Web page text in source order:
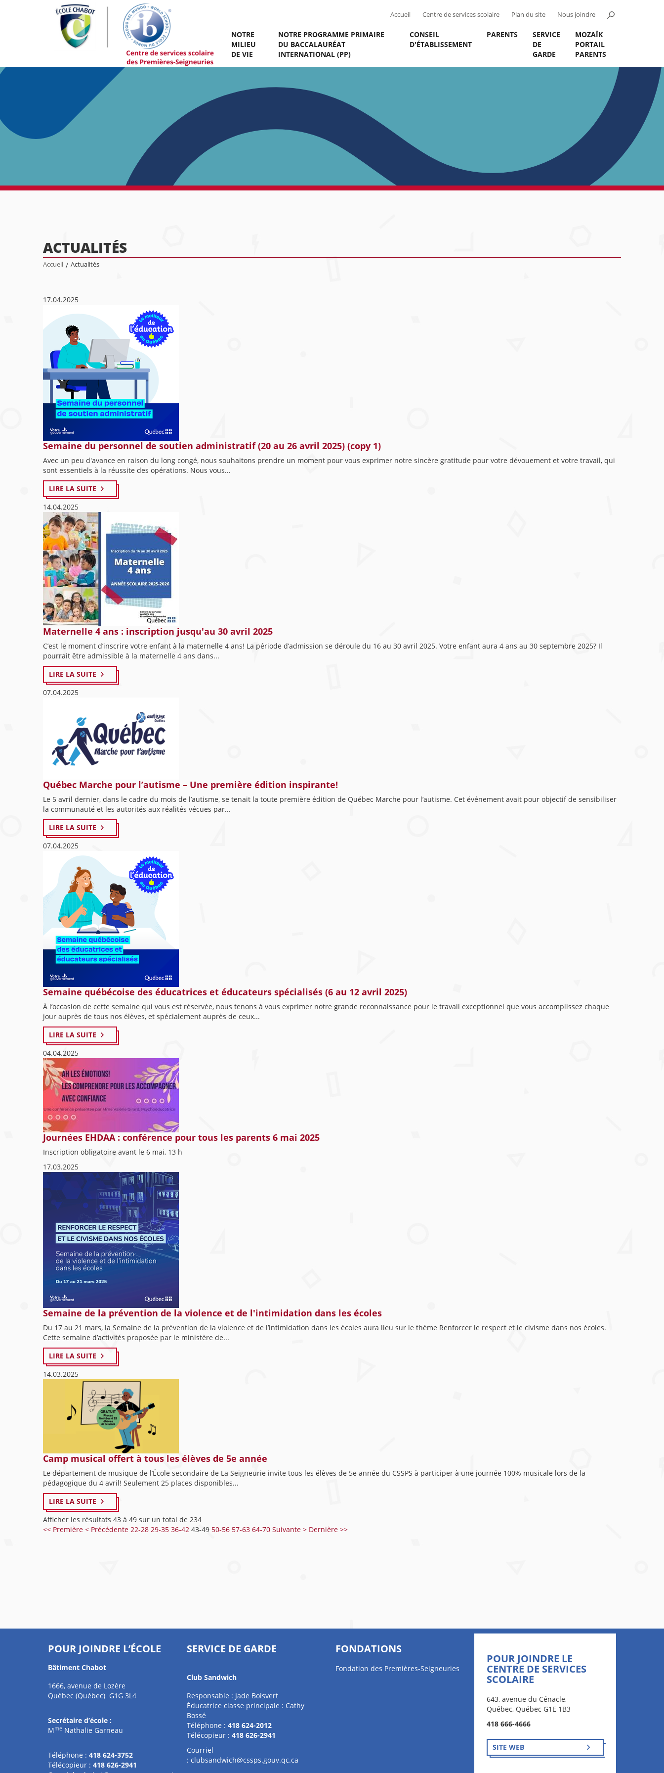
Accueil Centre de services scolaire Plan du site Nous joindre
NOTRE
MILIEU
DE VIE
NOTRE PROGRAMME PRIMAIRE
DU BACCALAURÉAT
INTERNATIONAL (PP)
CONSEIL
D'ÉTABLISSEMENT
PARENTS
SERVICE
DE
GARDE
MOZAÏK
PORTAIL
PARENTS
ACTUALITÉS
Accueil / Actualités
17.04.2025
Semaine du personnel de soutien administratif (20 au 26 avril 2025) (copy 1)
Avec un peu d'avance en raison du long congé, nous souhaitons prendre un moment pour vous exprimer notre sincère gratitude pour votre dévouement et votre travail, qui
sont essentiels à la réussite des opérations. Nous vous...
LIRE LA SUITE
14.04.2025
Maternelle 4 ans : inscription jusqu'au 30 avril 2025
C’est le moment d’inscrire votre enfant à la maternelle 4 ans! La période d’admission se déroule du 16 au 30 avril 2025. Votre enfant aura 4 ans au 30 septembre 2025? Il
pourrait être admissible à la maternelle 4 ans dans...
LIRE LA SUITE
07.04.2025
Québec Marche pour l’autisme – Une première édition inspirante!
Le 5 avril dernier, dans le cadre du mois de l’autisme, se tenait la toute première édition de Québec Marche pour l’autisme. Cet événement avait pour objectif de sensibiliser
la communauté et les autorités aux réalités vécues par...
LIRE LA SUITE
07.04.2025
Semaine québécoise des éducatrices et éducateurs spécialisés (6 au 12 avril 2025)
À l’occasion de cette semaine qui vous est réservée, nous tenons à vous exprimer notre grande reconnaissance pour le travail exceptionnel que vous accomplissez chaque
jour auprès de tous nos élèves, et spécialement auprès de ceux...
LIRE LA SUITE
04.04.2025
Journées EHDAA : conférence pour tous les parents 6 mai 2025
Inscription obligatoire avant le 6 mai, 13 h
17.03.2025
Semaine de la prévention de la violence et de l'intimidation dans les écoles
Du 17 au 21 mars, la Semaine de la prévention de la violence et de l’intimidation dans les écoles aura lieu sur le thème Renforcer le respect et le civisme dans nos écoles.
Cette semaine d’activités proposée par le ministère de...
LIRE LA SUITE
14.03.2025
Camp musical offert à tous les élèves de 5e année
Le département de musique de l’École secondaire de La Seigneurie invite tous les élèves de 5e année du CSSPS à participer à une journée 100% musicale lors de la
pédagogique du 4 avril! Seulement 25 places disponibles...
LIRE LA SUITE
Afficher les résultats 43 à 49 sur un total de 234
<< Première < Précédente 22-28 29-35 36-42 43-49 50-56 57-63 64-70 Suivante > Dernière >>
POUR JOINDRE L’ÉCOLE
Bâtiment Chabot
1666, avenue de Lozère
Québec (Québec) G1G 3L4
Secrétaire d’école :
Mme Nathalie Garneau
Téléphone : 418 624-3752
Télécopieur : 418 626-2941
SERVICE DE GARDE
Club Sandwich
Responsable : Jade Boisvert
Éducatrice classe principale : Cathy
Bossé
Téléphone : 418 624-2012
Télécopieur : 418 626-2941
Courriel
: clubsandwich@cssps.gouv.qc.ca
FONDATIONS
Fondation des Premières-Seigneuries
POUR JOINDRE LE
CENTRE DE SERVICES
SCOLAIRE
643, avenue du Cénacle,
Québec, Québec G1E 1B3
418 666-4666
SITE WEB